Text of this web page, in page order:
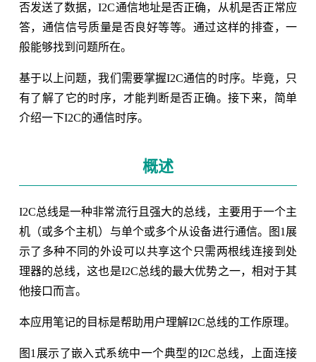
否发送了数据，I2C通信地址是否正确，从机是否正常应
答，通信信号质量是否良好等等。通过这样的排查，一
般能够找到问题所在。
基于以上问题，我们需要掌握I2C通信的时序。毕竟，只
有了解了它的时序，才能判断是否正确。接下来，简单
介绍一下I2C的通信时序。
概述
I2C总线是一种非常流行且强大的总线，主要用于一个主
机（或多个主机）与单个或多个从设备进行通信。图1展
示了多种不同的外设可以共享这个只需两根线连接到处
理器的总线，这也是I2C总线的最大优势之一，相对于其
他接口而言。
本应用笔记的目标是帮助用户理解I2C总线的工作原理。
图1展示了嵌入式系统中一个典型的I2C总线，上面连接